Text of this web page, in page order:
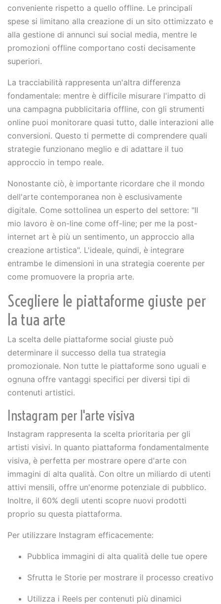
conveniente rispetto a quello offline. Le principali
spese si limitano alla creazione di un sito ottimizzato e
alla gestione di annunci sui social media, mentre le
promozioni offline comportano costi decisamente
superiori.
La tracciabilità rappresenta un'altra differenza
fondamentale: mentre è difficile misurare l'impatto di
una campagna pubblicitaria offline, con gli strumenti
online puoi monitorare quasi tutto, dalle interazioni alle
conversioni. Questo ti permette di comprendere quali
strategie funzionano meglio e di adattare il tuo
approccio in tempo reale.
Nonostante ciò, è importante ricordare che il mondo
dell'arte contemporanea non è esclusivamente
digitale. Come sottolinea un esperto del settore: "Il
mio lavoro è on-line come off-line; per me la post-
internet art è più un sentimento, un approccio alla
creazione artistica". L'ideale, quindi, è integrare
entrambe le dimensioni in una strategia coerente per
come promuovere la propria arte.
Scegliere le piattaforme giuste per
la tua arte
La scelta delle piattaforme social giuste può
determinare il successo della tua strategia
promozionale. Non tutte le piattaforme sono uguali e
ognuna offre vantaggi specifici per diversi tipi di
contenuti artistici.
Instagram per l'arte visiva
Instagram rappresenta la scelta prioritaria per gli
artisti visivi. In quanto piattaforma fondamentalmente
visiva, è perfetta per mostrare opere d'arte con
immagini di alta qualità. Con oltre un miliardo di utenti
attivi mensili, offre un'enorme potenziale di pubblico.
Inoltre, il 60% degli utenti scopre nuovi prodotti
proprio su questa piattaforma.
Per utilizzare Instagram efficacemente:
Pubblica immagini di alta qualità delle tue opere
Sfrutta le Storie per mostrare il processo creativo
Utilizza i Reels per contenuti più dinamici